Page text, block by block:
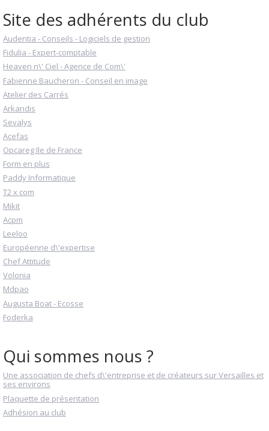
Site des adhérents du club
Audentia - Conseils - Logiciels de gestion
Fidulia - Expert-comptable
Heaven n\' Ciel - Agence de Com\'
Fabienne Baucheron - Conseil en image
Atelier des Carrés
Arkandis
Sevalys
Acefas
Opcareg Ile de France
Form en plus
Paddy Informatique
T2 x com
Mikit
Acpm
Leeloo
Européenne d\'expertise
Chef Attitude
Volonia
Mdpao
Augusta Boat - Ecosse
Foderka
Qui sommes nous ?
Une association de chefs d\'entreprise et de créateurs sur Versailles et
ses environs
Plaquette de présentation
Adhésion au club